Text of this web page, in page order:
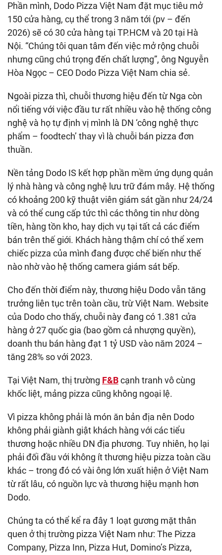
Phần mình, Dodo Pizza Việt Nam đặt mục tiêu mở
150 cửa hàng, cụ thể trong 3 năm tới (pv – đến
2026) sẽ có 30 cửa hàng tại TP.HCM và 20 tại Hà
Nội. “Chúng tôi quan tâm đến việc mở rộng chuỗi
nhưng cũng chú trọng đến chất lượng”, ông Nguyễn
Hòa Ngọc – CEO Dodo Pizza Việt Nam chia sẻ.
Ngoài pizza thì, chuỗi thương hiệu đến từ Nga còn
nổi tiếng với việc đầu tư rất nhiều vào hệ thống công
nghệ và họ tự định vị mình là DN ‘công nghệ thực
phẩm – foodtech’ thay vì là chuỗi bán pizza đơn
thuần.
Nền tảng Dodo IS kết hợp phần mềm ứng dụng quản
lý nhà hàng và công nghệ lưu trữ đám mây. Hệ thống
có khoảng 200 kỹ thuật viên giám sát gần như 24/24
và có thể cung cấp tức thì các thông tin như dòng
tiền, hàng tồn kho, hay dịch vụ tại tất cả các điểm
bán trên thế giới. Khách hàng thậm chí có thể xem
chiếc pizza của mình đang được chế biến như thế
nào nhờ vào hệ thống camera giám sát bếp.
Cho đến thời điểm này, thương hiệu Dodo vẫn tăng
trưởng liên tục trên toàn cầu, trừ Việt Nam. Website
của Dodo cho thấy, chuỗi này đang có 1.381 cửa
hàng ở 27 quốc gia (bao gồm cả nhượng quyền),
doanh thu bán hàng đạt 1 tỷ USD vào năm 2024 –
tăng 28% so với 2023.
Tại Việt Nam, thị trường F&Bcạnh tranh vô cùng
khốc liệt, mảng pizza cũng không ngoại lệ.
Vì pizza không phải là món ăn bản địa nên Dodo
không phải giành giật khách hàng với các tiểu
thương hoặc nhiều DN địa phương. Tuy nhiên, họ lại
phải đối đầu với không ít thương hiệu pizza toàn cầu
khác – trong đó có vài ông lớn xuất hiện ở Việt Nam
từ rất lâu, có nguồn lực và thương hiệu mạnh hơn
Dodo.
Chúng ta có thể kể ra đây 1 loạt gương mặt thân
quen ở thị trường pizza Việt Nam như: The Pizza
Company, Pizza Inn, Pizza Hut, Domino’s Pizza,